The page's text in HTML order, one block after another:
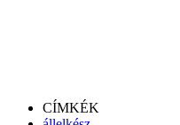
CÍMKÉK